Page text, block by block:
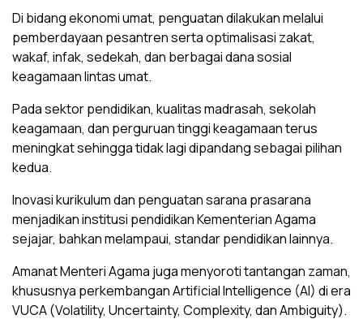
Di bidang ekonomi umat, penguatan dilakukan melalui
pemberdayaan pesantren serta optimalisasi zakat,
wakaf, infak, sedekah, dan berbagai dana sosial
keagamaan lintas umat.
Pada sektor pendidikan, kualitas madrasah, sekolah
keagamaan, dan perguruan tinggi keagamaan terus
meningkat sehingga tidak lagi dipandang sebagai pilihan
kedua.
Inovasi kurikulum dan penguatan sarana prasarana
menjadikan institusi pendidikan Kementerian Agama
sejajar, bahkan melampaui, standar pendidikan lainnya.
Amanat Menteri Agama juga menyoroti tantangan zaman,
khususnya perkembangan Artificial Intelligence (AI) di era
VUCA (Volatility, Uncertainty, Complexity, dan Ambiguity).